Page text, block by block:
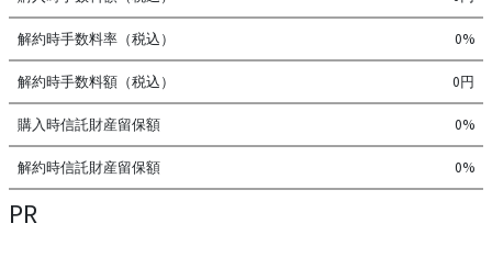
解約時手数料率（税込） 0%
解約時手数料額（税込） 0円
購入時信託財産留保額 0%
解約時信託財産留保額 0%
PR